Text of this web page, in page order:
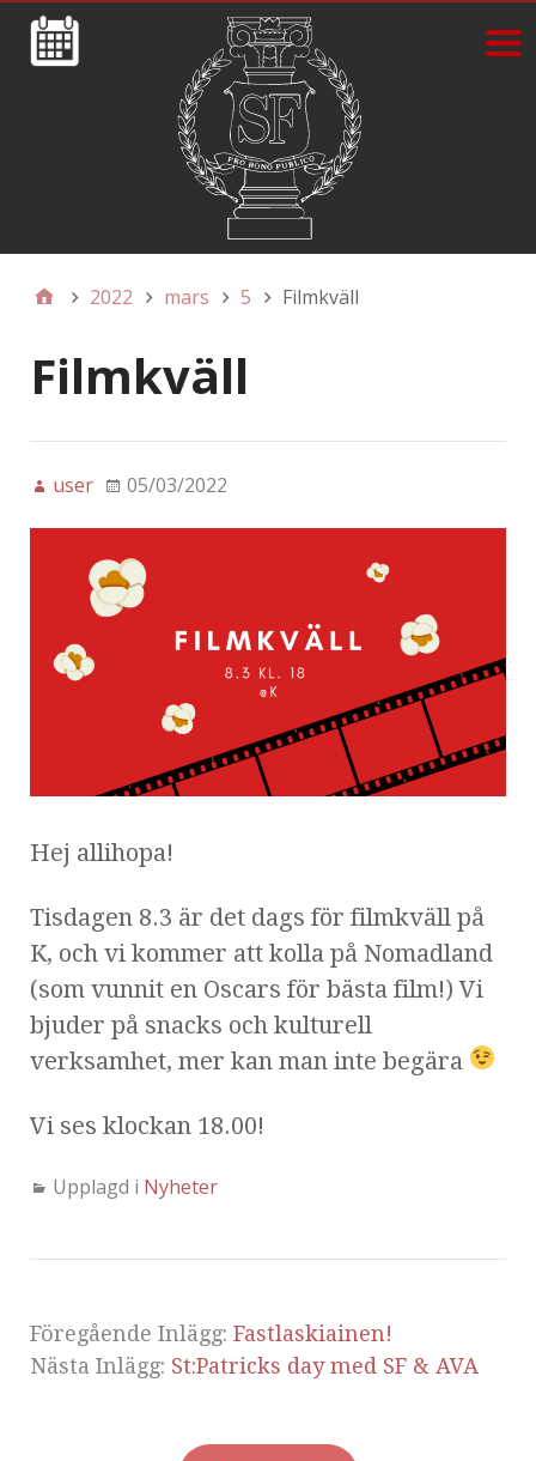
2022 mars 5 Filmkväll
Filmkväll
user 05/03/2022
Hej allihopa!
Tisdagen 8.3 är det dags för filmkväll på
K, och vi kommer att kolla på Nomadland
(som vunnit en Oscars för bästa film!) Vi
bjuder på snacks och kulturell
verksamhet, mer kan man inte begära
Vi ses klockan 18.00!
Upplagd i Nyheter
Föregående Inlägg: Fastlaskiainen!
Nästa Inlägg: St:Patricks day med SF & AVA